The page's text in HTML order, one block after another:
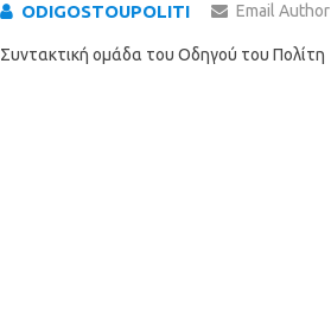
ODIGOSTOUPOLITI Email Author
Συντακτική ομάδα του Οδηγού του Πολίτη